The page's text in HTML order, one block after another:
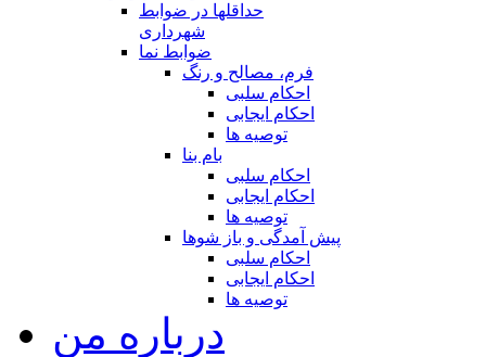
حداقلها در ضوابط
شهرداری
ضوابط نما
فرم، مصالح و رنگ
احکام سلبی
احکام ایجابی
توصیه ها
بام بنا
احکام سلبی
احکام ایجابی
توصیه ها
پیش آمدگی و باز شوها
احکام سلبی
احکام ایجابی
توصیه ها
درباره من